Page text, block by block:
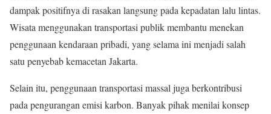
dampak positifnya di rasakan langsung pada kepadatan lalu lintas.
Wisata menggunakan transportasi publik membantu menekan
penggunaan kendaraan pribadi, yang selama ini menjadi salah
satu penyebab kemacetan Jakarta.
Selain itu, penggunaan transportasi massal juga berkontribusi
pada pengurangan emisi karbon. Banyak pihak menilai konsep